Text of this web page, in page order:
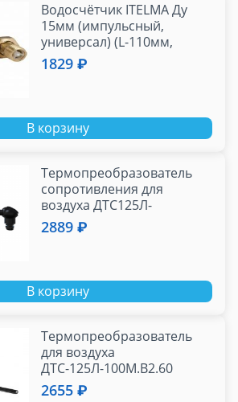
Водосчётчик ITELMA Ду
15мм (импульсный,
универсал) (L-110мм,
Qn1.5, 10л/имп) с
присоединителями
1829 ₽
В корзину
Термопреобразователь
сопротивления для
воздуха ДТС125Л-
РТ1000.В2.60 (L=60мм,
PT1000)
2889 ₽
В корзину
Термопреобразователь
для воздуха
ДТС-125Л-100М.В2.60
2655 ₽